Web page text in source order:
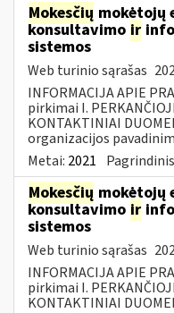
Mokesčių mokėtojų
konsultavimo ir
sistemos
Web turinio sąrašas
INFORMACIJA APIE
pirkimai I.
KONTAKTINIAI
organizacijos
Metai: 2021
Mokesčių mokėtojų
konsultavimo ir
sistemos
Web turinio sąrašas
INFORMACIJA APIE
pirkimai I.
KONTAKTINIAI